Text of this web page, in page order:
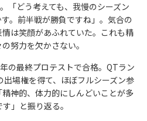
「どう考えても、我慢のシーズン
。前半戦が勝負ですね」。気合の
は笑顔があふれていた。これも精
努力を欠かさない。
の最終プロテストで合格。QTラン
場権を得て、ほぼフルシーズン参
神的、体力的にしんどいことが多
」と振り返る。